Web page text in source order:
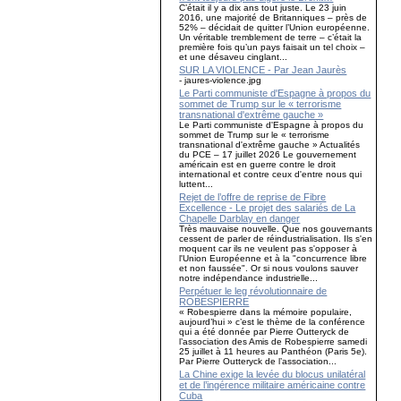
C’était il y a dix ans tout juste. Le 23 juin
2016, une majorité de Britanniques – près de
52% – décidait de quitter l’Union européenne.
Un véritable tremblement de terre – c’était la
première fois qu’un pays faisait un tel choix –
et une désaveu cinglant...
SUR LA VIOLENCE - Par Jean Jaurès
- jaures-violence.jpg
Le Parti communiste d'Espagne à propos du
sommet de Trump sur le « terrorisme
transnational d'extrême gauche »
Le Parti communiste d'Espagne à propos du
sommet de Trump sur le « terrorisme
transnational d'extrême gauche » Actualités
du PCE – 17 juillet 2026 Le gouvernement
américain est en guerre contre le droit
international et contre ceux d'entre nous qui
luttent...
Rejet de l’offre de reprise de Fibre
Excellence - Le projet des salariés de La
Chapelle Darblay en danger
Très mauvaise nouvelle. Que nos gouvernants
cessent de parler de réindustrialisation. Ils s'en
moquent car ils ne veulent pas s'opposer à
l'Union Européenne et à la "concurrence libre
et non faussée". Or si nous voulons sauver
notre indépendance industrielle...
Perpétuer le leg révolutionnaire de
ROBESPIERRE
« Robespierre dans la mémoire populaire,
aujourd’hui » c’est le thème de la conférence
qui a été donnée par Pierre Outteryck de
l’association des Amis de Robespierre samedi
25 juillet à 11 heures au Panthéon (Paris 5e).
Par Pierre Outteryck de l’association...
La Chine exige la levée du blocus unilatéral
et de l’ingérence militaire américaine contre
Cuba